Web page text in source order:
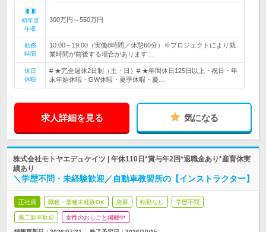
初年度
年収
300万円～550万円
勤務
時間
10:00～19:00（実働8時間／休憩60分）※プロジェクトにより就
業時間が前後する場合があります…
休日
休暇
# ★完全週休2日制（土・日）# ★年間休日125日以上・祝日・年
末年始休暇・GW休暇・夏季休暇・慶…
求人詳細を見る 気になる
株式会社モトヤエデュケイツ | 年休110日*賞与年2回*退職金あり*産育休実
績あり
＼学歴不問・未経験歓迎／自動車教習所の【インストラクター】
正社員 職種・業種未経験OK 急募 転勤なし 学歴不問
第二新卒歓迎 女性のおしごと掲載中